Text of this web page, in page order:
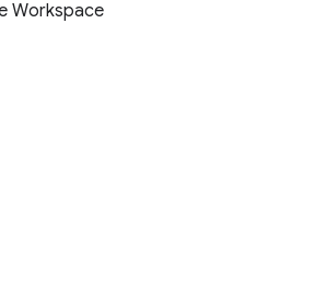
Workspace